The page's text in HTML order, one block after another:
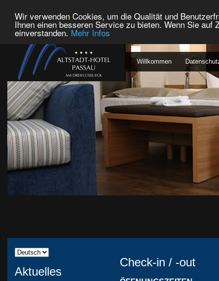
Wir verwenden Cookies, um die Qualität und
Ihnen einen besseren Service zu bieten. Wenn Sie
einverstanden. Mehr Infos
Willkommen
Aktuelles
Check-in / -out